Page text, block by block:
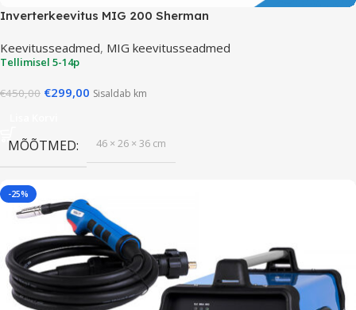
Inverterkeevitus MIG 200 Sherman
Keevitusseadmed, MIG keevitusseadmed
Tellimisel 5-14p
€450,00 €299,00 Sisaldab km
MÕÕTMED 46 × 26 × 36 cm
-25%